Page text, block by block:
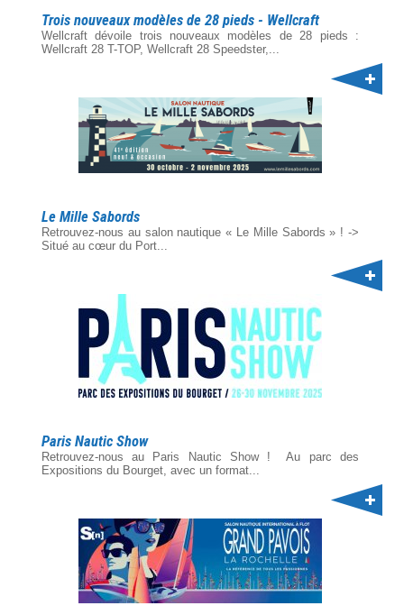
Trois nouveaux modèles de 28 pieds - Wellcraft
Wellcraft dévoile trois nouveaux modèles de 28 pieds :
Wellcraft 28 T-TOP, Wellcraft 28 Speedster,...
Le Mille Sabords
Retrouvez-nous au salon nautique « Le Mille Sabords » ! ->
Situé au cœur du Port...
Paris Nautic Show
Retrouvez-nous au Paris Nautic Show ! Au parc des
Expositions du Bourget, avec un format...